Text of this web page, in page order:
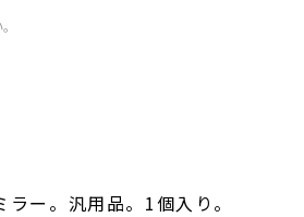
ー。汎用品。1個入り。